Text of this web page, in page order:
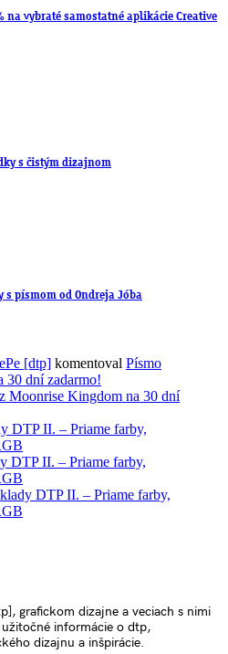
na vybraté samostatné aplikácie Creative
s čistým dizajnom
s písmom od Ondreja Jóba
[dtp] komentoval Písmo
30 dní zadarmo!
Moonrise Kingdom na 30 dní
DTP II. – Priame farby,
DTP II. – Priame farby,
DTP II. – Priame farby,
grafickom dizajne a veciach s nimi
informácie o dtp,
dizajnu a inšpirácie.